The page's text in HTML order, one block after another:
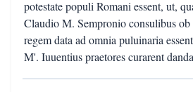
potestate populi Romani essent, ut,
Claudio M. Sempronio consulibus
regem data ad omnia puluinaria
M'. Iuuentius praetores curarent